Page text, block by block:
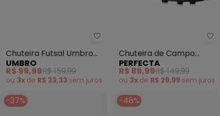
Umbro - Chuteira Futsal
Chuteira Futsal Umbro
Prisma+ (Cinza)
UMBRO
R$ 99,99R$ 159,99
ou 3x de R$ 33,33 sem juros
Chuteira de Campo
(Vermelha) em Sintético
PERFECTA
R$ 89,99R$ 149,99
ou 3x de R$ 29,99 sem juros
-37% -48%